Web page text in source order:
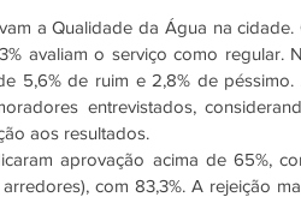
a Qualidade da Água na cidade.
avaliam o serviço como regular.
5,6% de ruim e 2,8% de péssimo.
entrevistados,
aos resultados.
aprovação acima de 65%,
com 83,3%. A rejeição